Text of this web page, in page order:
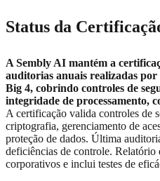
Status da
A Sembly AI mantém a
auditorias anuais realizadas
Big 4, cobrindo controles de
integridade de processamento,
A certificação valida controles de
criptografia, gerenciamento de
proteção de dados. Última
deficiências de controle.
corporativos e inclui testes de